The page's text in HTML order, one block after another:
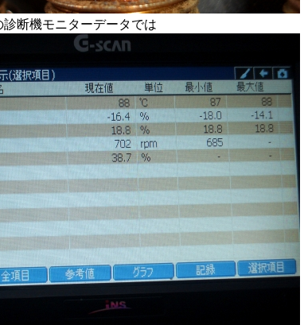
断機モニターデータでは